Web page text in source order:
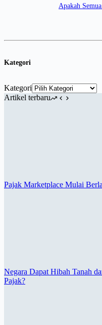
Apakah
Kategori
Kategori
Artikel terbaru
Pajak Marketplace Mulai
Negara Dapat Hibah Tanah
Pajak?